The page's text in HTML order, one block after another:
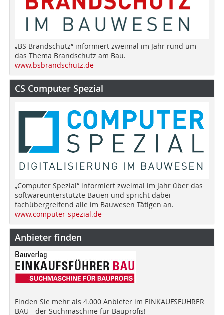
„BS Brandschutz“ informiert zweimal im Jahr rund um
das Thema Brandschutz am Bau.
www.bsbrandschutz.de
CS Computer Spezial
„Computer Spezial“ informiert zweimal im Jahr über das
softwareunterstützte Bauen und spricht dabei
fachübergreifend alle im Bauwesen Tätigen an.
www.computer-spezial.de
Anbieter finden
Finden Sie mehr als 4.000 Anbieter im EINKAUFSFÜHRER
BAU - der Suchmaschine für Bauprofis!